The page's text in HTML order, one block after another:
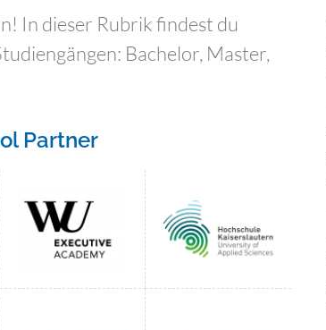
In dieser Rubrik findest du
Bachelor, Master,
Partner